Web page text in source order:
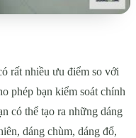
rất nhiều ưu điểm so với
phép bạn kiểm soát chính
có thể tạo ra những dáng
dáng chùm, dáng đổ,